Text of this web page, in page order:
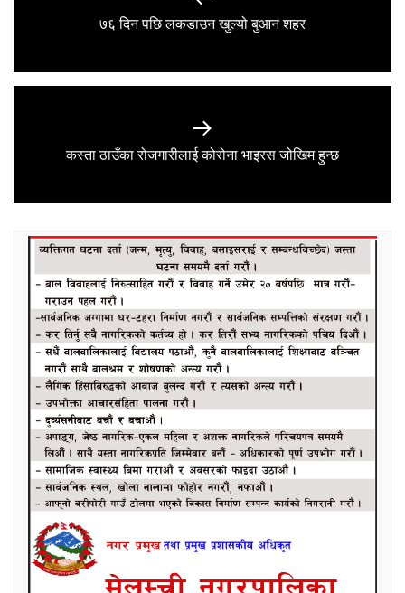
Previous
७६ दिन पछि लकडाउन खुल्यो बुआन शहर
Next
कस्ता ठाउँका रोजगारीलाई कोरोना भाइरस जोखिम हुन्छ